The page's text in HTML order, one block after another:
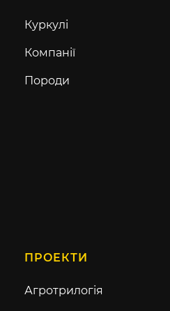
Куркулі
Компанії
Породи
ПРОЕКТИ
Агротрилогія